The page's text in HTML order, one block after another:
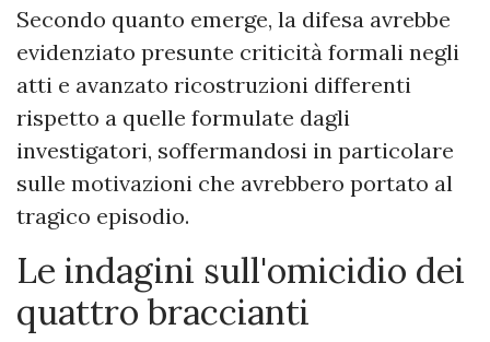
Secondo quanto emerge, la difesa avrebbe
evidenziato presunte criticità formali negli
atti e avanzato ricostruzioni differenti
rispetto a quelle formulate dagli
investigatori, soffermandosi in particolare
sulle motivazioni che avrebbero portato al
tragico episodio.
Le indagini sull'omicidio dei
quattro braccianti